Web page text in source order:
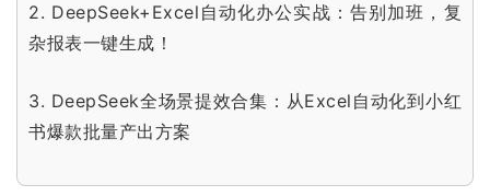
2. DeepSeek+Excel自动化办公实战：告别加班，复
杂报表一键生成！
3. DeepSeek全场景提效合集：从Excel自动化到小红
书爆款批量产出方案